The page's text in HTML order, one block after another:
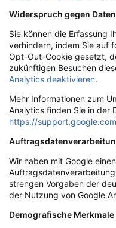
Widerspruch gegen
Sie können die Erfassung
verhindern, indem Sie auf
Opt-Out-Cookie gesetzt,
zukünftigen Besuchen
Analytics deaktivieren.
Mehr Informationen zum
Analytics finden Sie in der
https://
Wir haben mit Google
strengen Vorgaben der
der Nutzung von Google
Demografische